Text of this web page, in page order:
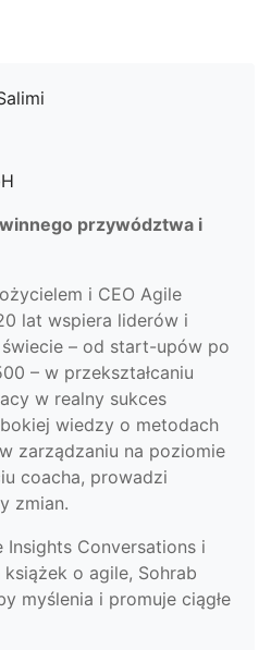
przywództwa i
i CEO Agile
lat wspiera liderów i
świecie – od start-upów po
– w przekształcaniu
w realny sukces
wiedzy o metodach
zarządzaniu na poziomie
coacha, prowadzi
zmian.
Conversations i
o agile, Sohrab
myślenia i promuje ciągłe